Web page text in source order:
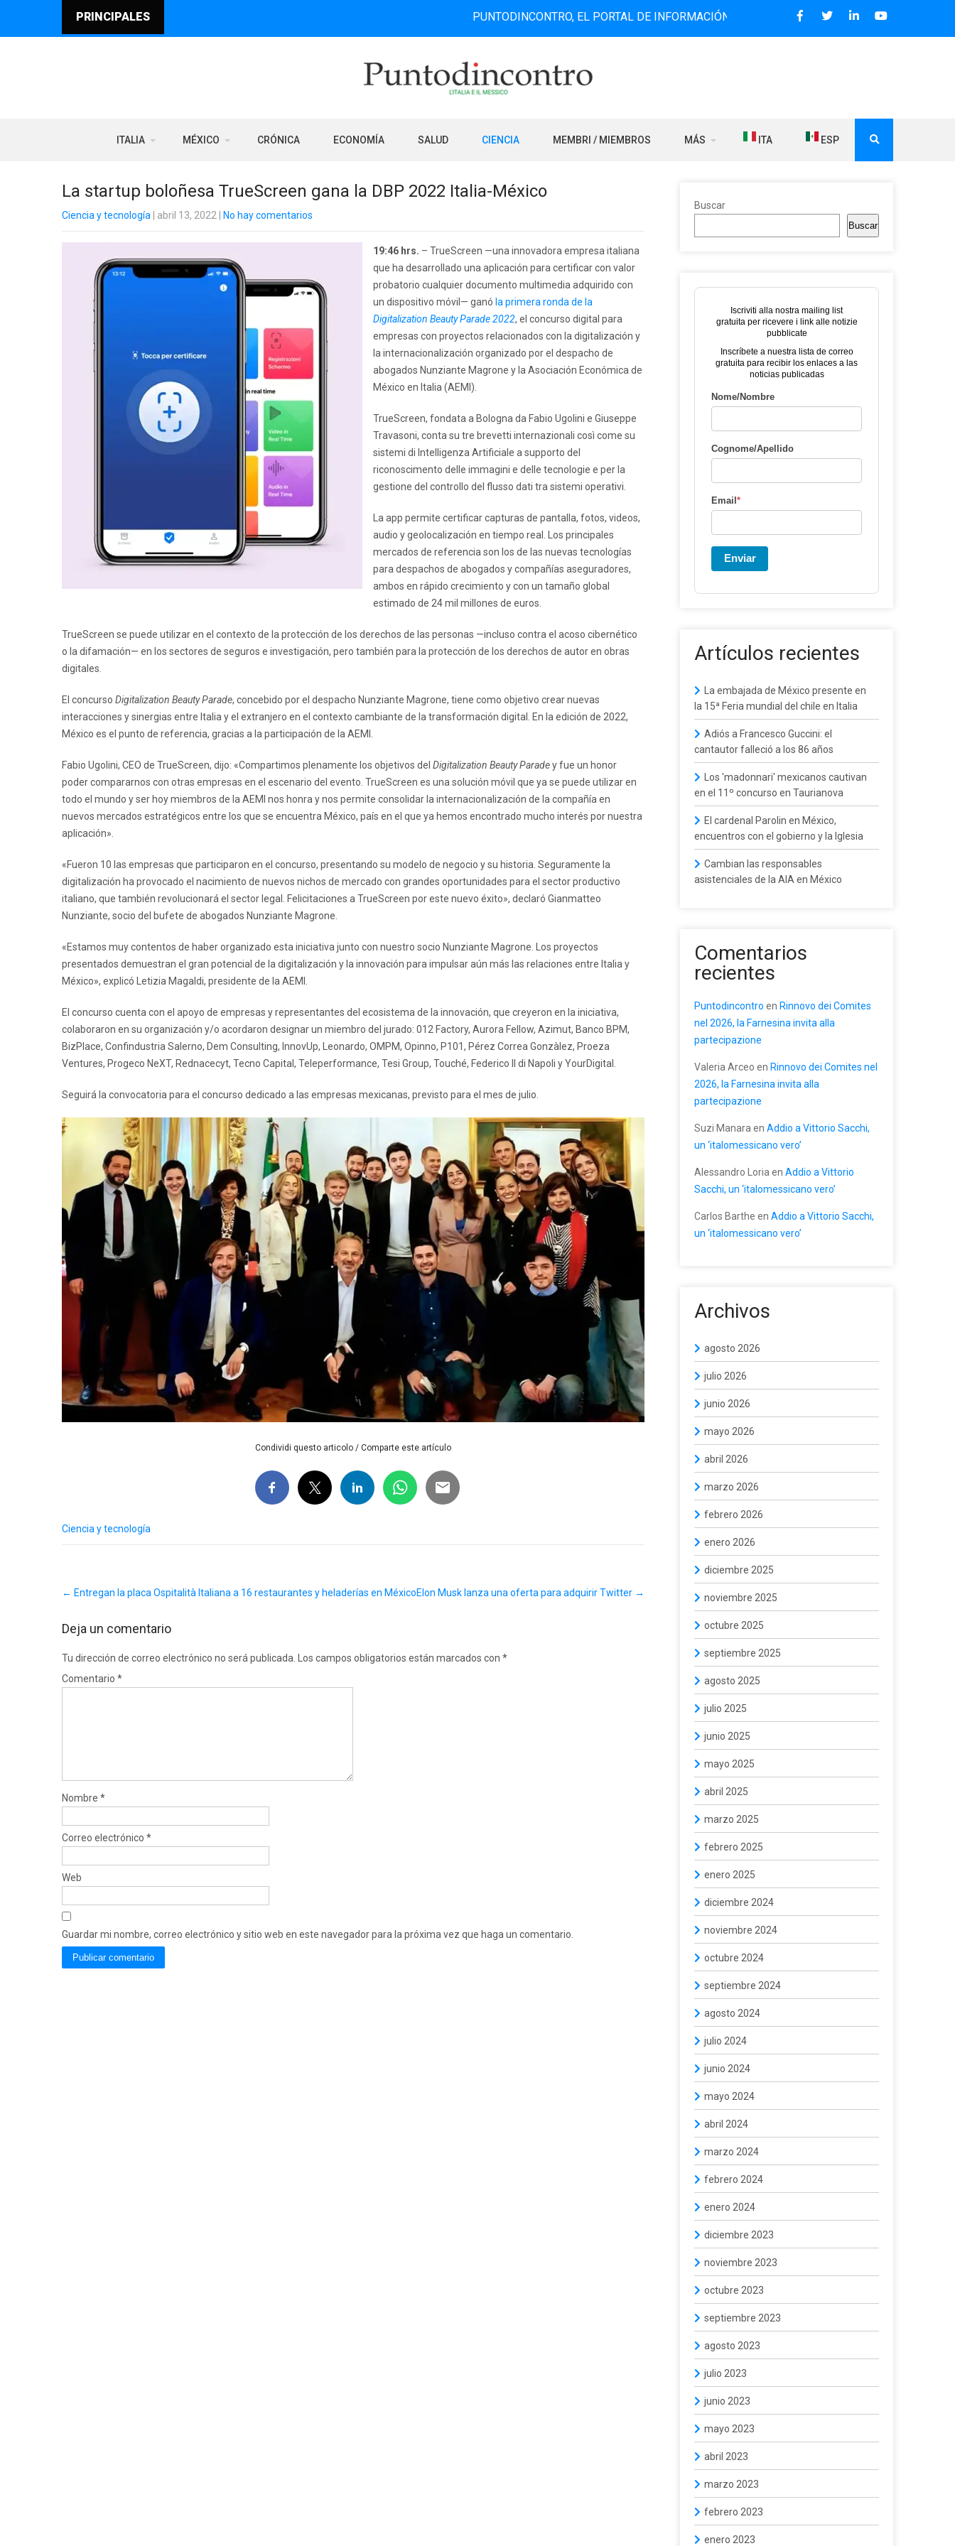
PRINCIPALES PUNTODINCONTRO, EL PORTAL DE INFORMACIÓN BILINGÜE QUE DESDE 2006 DIFUNDE NOTICIAS
ITALIA MÉXICO CRÓNICA ECONOMÍA SALUD CIENCIA MEMBRI / MIEMBROS MÁS ITA ESP
La startup boloñesa TrueScreen gana la DBP 2022 Italia-México
Ciencia y tecnología | abril 13, 2022 No hay comentarios
19:46 hrs. – TrueScreen —una innovadora empresa italiana
que ha desarrollado una aplicación para certificar con valor
probatorio cualquier documento multimedia adquirido con
un dispositivo móvil— ganó la primera ronda de la
Digitalization Beauty Parade 2022, el concurso digital para
empresas con proyectos relacionados con la digitalización y
la internacionalización organizado por el despacho de
abogados Nunziante Magrone y la Asociación Económica de
México en Italia (AEMI).
TrueScreen, fondata a Bologna da Fabio Ugolini e Giuseppe
Travasoni, conta su tre brevetti internazionali così come su
sistemi di Intelligenza Artificiale a supporto del
riconoscimento delle immagini e delle tecnologie e per la
gestione del controllo del flusso dati tra sistemi operativi.
La app permite certificar capturas de pantalla, fotos, videos,
audio y geolocalización en tiempo real. Los principales
mercados de referencia son los de las nuevas tecnologías
para despachos de abogados y compañías aseguradores,
ambos en rápido crecimiento y con un tamaño global
estimado de 24 mil millones de euros.
TrueScreen se puede utilizar en el contexto de la protección de los derechos de las personas —incluso contra el acoso cibernético
o la difamación— en los sectores de seguros e investigación, pero también para la protección de los derechos de autor en obras
digitales.
El concurso Digitalization Beauty Parade, concebido por el despacho Nunziante Magrone, tiene como objetivo crear nuevas
interacciones y sinergias entre Italia y el extranjero en el contexto cambiante de la transformación digital. En la edición de 2022,
México es el punto de referencia, gracias a la participación de la AEMI.
Fabio Ugolini, CEO de TrueScreen, dijo: «Compartimos plenamente los objetivos del Digitalization Beauty Paradey fue un honor
poder compararnos con otras empresas en el escenario del evento. TrueScreen es una solución móvil que ya se puede utilizar en
todo el mundo y ser hoy miembros de la AEMI nos honra y nos permite consolidar la internacionalización de la compañía en
nuevos mercados estratégicos entre los que se encuentra México, país en el que ya hemos encontrado mucho interés por nuestra
aplicación».
«Fueron 10 las empresas que participaron en el concurso, presentando su modelo de negocio y su historia. Seguramente la
digitalización ha provocado el nacimiento de nuevos nichos de mercado con grandes oportunidades para el sector productivo
italiano, que también revolucionará el sector legal. Felicitaciones a TrueScreen por este nuevo éxito», declaró Gianmatteo
Nunziante, socio del bufete de abogados Nunziante Magrone.
«Estamos muy contentos de haber organizado esta iniciativa junto con nuestro socio Nunziante Magrone. Los proyectos
presentados demuestran el gran potencial de la digitalización y la innovación para impulsar aún más las relaciones entre Italia y
México», explicó Letizia Magaldi, presidente de la AEMI.
El concurso cuenta con el apoyo de empresas y representantes del ecosistema de la innovación, que creyeron en la iniciativa,
colaboraron en su organización y/o acordaron designar un miembro del jurado: 012 Factory, Aurora Fellow, Azimut, Banco BPM,
BizPlace, Confindustria Salerno, Dem Consulting, InnovUp, Leonardo, OMPM, Opinno, P101, Pérez Correa Gonzàlez, Proeza
Ventures, Progeco NeXT, Rednacecyt, Tecno Capital, Teleperformance, Tesi Group, Touché, Federico II di Napoli y YourDigital.
Seguirá la convocatoria para el concurso dedicado a las empresas mexicanas, previsto para el mes de julio.
Condividi questo articolo / Comparte este artículo
Ciencia y tecnología
navigation
← Entregan la placa Ospitalità Italiana a 16 restaurantes y heladerías en MéxicoElon Musk lanza una oferta para adquirir Twitter →
Deja un comentario
Tu dirección de correo electrónico no será publicada. Los campos obligatorios están marcados con *
Comentario *
Nombre *
Correo electrónico *
Web
Guardar mi nombre, correo electrónico y sitio web en este navegador para la próxima vez que haga un comentario.
Buscar
Buscar
Iscriviti alla nostra mailing list
gratuita per ricevere i link alle notizie
pubblicate
Inscríbete a nuestra lista de correo
gratuita para recibir los enlaces a las
noticias publicadas
Nome/Nombre
Cognome/Apellido
Email *
Enviar
Artículos recientes
La embajada de México presente en
la 15ª Feria mundial del chile en Italia
Adiós a Francesco Guccini: el
cantautor falleció a los 86 años
Los 'madonnari' mexicanos cautivan
en el 11º concurso en Taurianova
El cardenal Parolin en México,
encuentros con el gobierno y la Iglesia
Cambian las responsables
asistenciales de la AIA en México
Comentarios
recientes
Puntodincontro en Rinnovo dei Comites
nel 2026, la Farnesina invita alla
partecipazione
Valeria Arceo en Rinnovo dei Comites nel
2026, la Farnesina invita alla
partecipazione
Suzi Manara en Addio a Vittorio Sacchi,
un ‘italomessicano vero’
Alessandro Loria en Addio a Vittorio
Sacchi, un ‘italomessicano vero’
Carlos Barthe en Addio a Vittorio Sacchi,
un ‘italomessicano vero’
Archivos
agosto 2026
julio 2026
junio 2026
mayo 2026
abril 2026
marzo 2026
febrero 2026
enero 2026
diciembre 2025
noviembre 2025
octubre 2025
septiembre 2025
agosto 2025
julio 2025
junio 2025
mayo 2025
abril 2025
marzo 2025
febrero 2025
enero 2025
diciembre 2024
noviembre 2024
octubre 2024
septiembre 2024
agosto 2024
julio 2024
junio 2024
mayo 2024
abril 2024
marzo 2024
febrero 2024
enero 2024
diciembre 2023
noviembre 2023
octubre 2023
septiembre 2023
agosto 2023
julio 2023
junio 2023
mayo 2023
abril 2023
marzo 2023
febrero 2023
enero 2023